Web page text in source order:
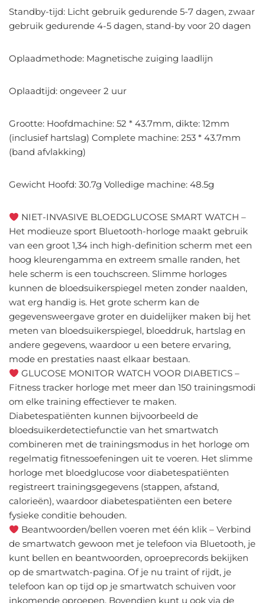
Standby-tijd: Licht gebruik gedurende 5-7 dagen, zwaar
gebruik gedurende 4-5 dagen, stand-by voor 20 dagen
Oplaadmethode: Magnetische zuiging laadlijn
Oplaadtijd: ongeveer 2 uur
Grootte: Hoofdmachine: 52 * 43.7mm, dikte: 12mm
(inclusief hartslag) Complete machine: 253 * 43.7mm
(band afvlakking)
Gewicht Hoofd: 30.7g Volledige machine: 48.5g
NIET-INVASIVE BLOEDGLUCOSE SMART WATCH –
Het modieuze sport Bluetooth-horloge maakt gebruik
van een groot 1,34 inch high-definition scherm met een
hoog kleurengamma en extreem smalle randen, het
hele scherm is een touchscreen. Slimme horloges
kunnen de bloedsuikerspiegel meten zonder naalden,
wat erg handig is. Het grote scherm kan de
gegevensweergave groter en duidelijker maken bij het
meten van bloedsuikerspiegel, bloeddruk, hartslag en
andere gegevens, waardoor u een betere ervaring,
mode en prestaties naast elkaar bestaan.
GLUCOSE MONITOR WATCH VOOR DIABETICS –
Fitness tracker horloge met meer dan 150 trainingsmodi
om elke training effectiever te maken.
Diabetespatiënten kunnen bijvoorbeeld de
bloedsuikerdetectiefunctie van het smartwatch
combineren met de trainingsmodus in het horloge om
regelmatig fitnessoefeningen uit te voeren. Het slimme
horloge met bloedglucose voor diabetespatiënten
registreert trainingsgegevens (stappen, afstand,
calorieën), waardoor diabetespatiënten een betere
fysieke conditie behouden.
Beantwoorden/bellen voeren met één klik – Verbind
de smartwatch gewoon met je telefoon via Bluetooth, je
kunt bellen en beantwoorden, oproeprecords bekijken
op de smartwatch-pagina. Of je nu traint of rijdt, je
telefoon kan op tijd op je smartwatch schuiven voor
inkomende oproepen. Bovendien kunt u ook via de